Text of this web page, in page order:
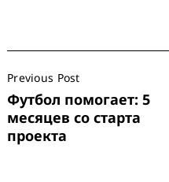
Navigation
Previous Post
Футбол помогает: 5
месяцев со старта
проекта